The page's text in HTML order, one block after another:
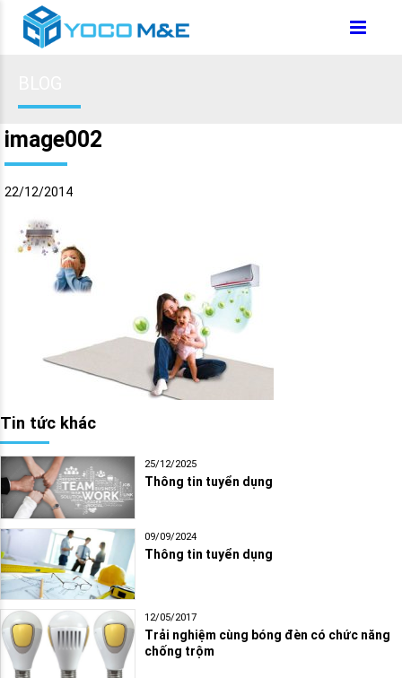
image002
22/12/2014
Tin tức khác
25/12/2025
Thông tin tuyển dụng
09/09/2024
Thông tin tuyển dụng
12/05/2017
Trải nghiệm cùng bóng đèn có chức năng
chống trộm